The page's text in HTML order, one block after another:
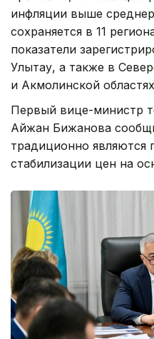
инфляции выше
сохраняется в 11
показатели
Улытау, а также в
и Акмолинской
Первый вице-министр
Айжан Бижанова
традиционно являются
стабилизации цен на